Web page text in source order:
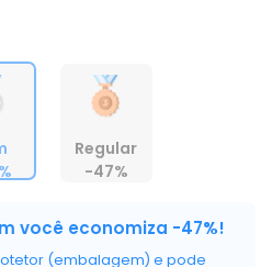
Regular
-47%
você economiza -47%!
(embalagem) e pode